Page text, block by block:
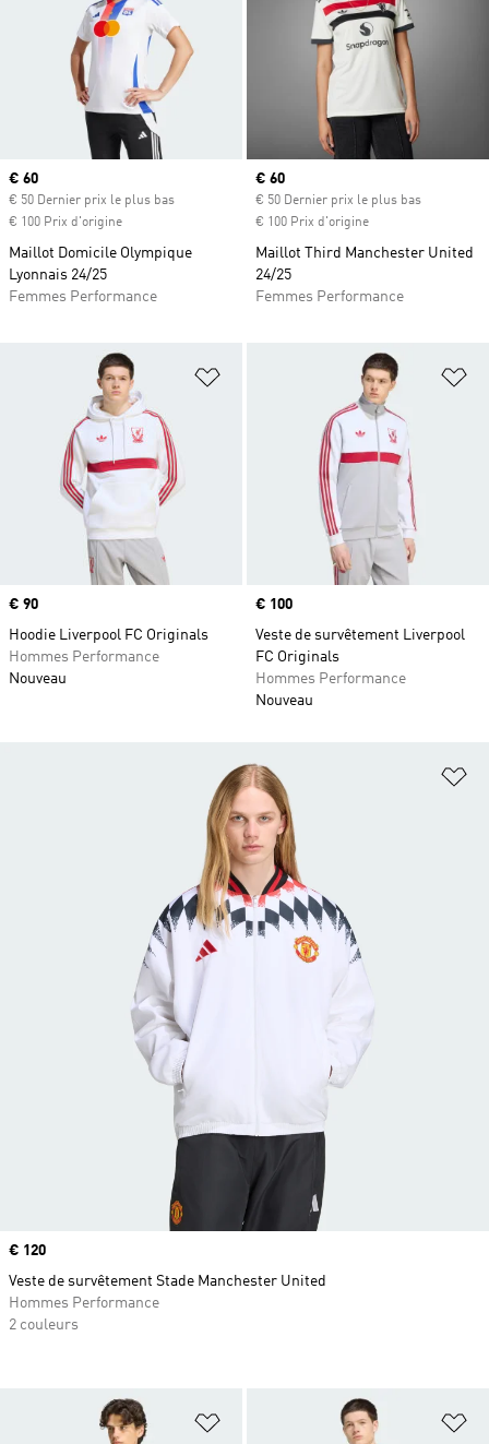
Prix actuel
€ 60
€ 50 Dernier prix le plus bas
€ 100 Prix d'origine
Maillot Domicile Olympique
Lyonnais 24/25
Femmes Performance
Prix actuel
€ 60
€ 50 Dernier prix le plus bas
€ 100 Prix d'origine
Maillot Third Manchester United
24/25
Femmes Performance
Ajouter à la Liste de produits
Prix
€ 90
Hoodie Liverpool FC Originals
Hommes Performance
Nouveau
Prix
€ 100
Veste de survêtement Liverpool
FC Originals
Hommes Performance
Nouveau
Ajouter à la Liste de produits
Prix
€ 120
Veste de survêtement Stade Manchester United
Hommes Performance
2 couleurs